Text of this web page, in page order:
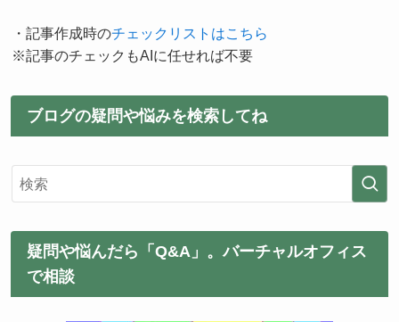
・記事作成時のチェックリストはこちら
※記事のチェックもAIに任せれば不要
ブログの疑問や悩みを検索してね
疑問や悩んだら「Q&A」。バーチャルオフィス
で相談